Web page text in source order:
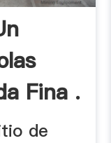
Fina .
de